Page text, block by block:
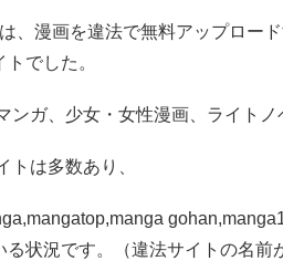
、漫画を違法で無料アップロー
でした。
ンガ、少女・女性漫画、ライトノ
トは多数あり、
状況です。（違法サイトの名前